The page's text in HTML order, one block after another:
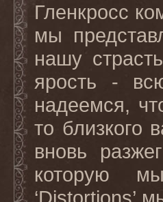
Гленкросс
мы
нашу
ярость -
надеемся,
то близкого
вновь
которую